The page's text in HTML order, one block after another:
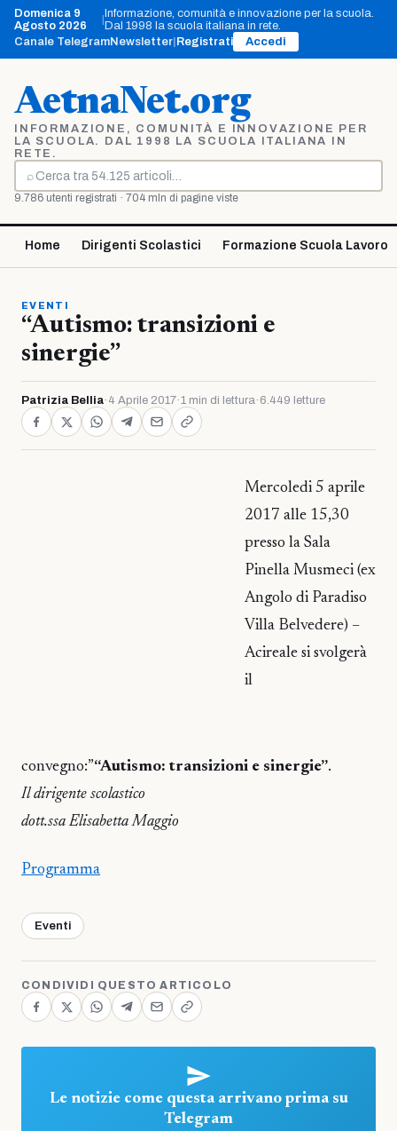
Vai
contenuto
Domenica 9
Agosto 2026
|Informazione, comunità e innovazione per la scuola.
Dal 1998 la scuola italiana in rete.
Canale TelegramNewsletter Registrati Accedi
AetnaNet.org
INFORMAZIONE, COMUNITÀ E INNOVAZIONE PER
LA SCUOLA. DAL 1998 LA SCUOLA ITALIANA IN
RETE.
⌕
Cerca
9.786 utenti registrati · 704 mln di pagine viste
Home Dirigenti Scolastici Formazione Scuola Lavoro
EVENTI
“Autismo: transizioni e
sinergie”
Patrizia Bellia· 4 Aprile 2017·1 min di lettura· 6.449 letture
Mercoledi 5 aprile
2017 alle 15,30
presso la Sala
Pinella Musmeci (ex
Angolo di Paradiso
Villa Belvedere) –
Acireale si svolgerà
il
convegno:”“Autismo: transizioni e sinergie”.
Il dirigente scolastico
dott.ssa Elisabetta Maggio
Programma
Eventi
CONDIVIDI QUESTO ARTICOLO
Le notizie come questa arrivano prima su
Telegram